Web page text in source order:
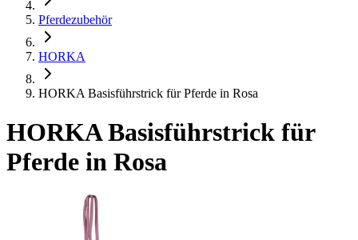
Pferdezubehör
HORKA
HORKA Basisführstrick für Pferde in Rosa
HORKA Basisführstrick für
Pferde in Rosa